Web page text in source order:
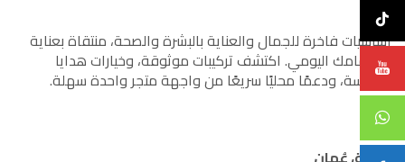
أساسيات فاخرة للجمال والعناية بالبشرة والصحة، منتقاة بعناية
لاهتمامك اليومي. اكتشف تركيبات موثوقة، وخيارات هدايا
مدروسة، ودعمًا محليًا سريعًا من واجهة متجر واحدة سهلة.